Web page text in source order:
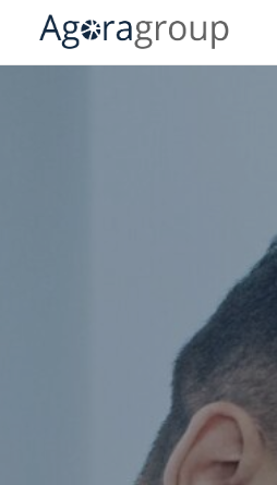
Business
Nos business cases
À propos de notre
Agoragroup Tunis
Agoragroup Sophia-